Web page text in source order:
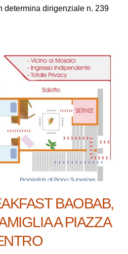
determina dirigenziale n. 239
BAOBAB,
A PIAZZA